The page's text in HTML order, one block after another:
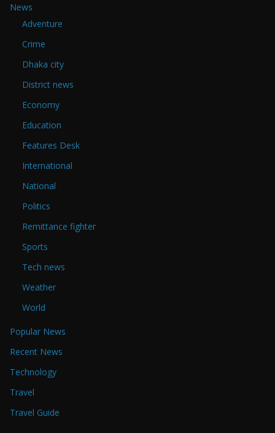
News
Adventure
Crime
Dhaka city
District news
Economy
Education
Features Desk
International
National
Politics
Remittance fighter
Sports
Tech news
Weather
World
Popular News
Recent News
Technology
Travel
Travel Guide